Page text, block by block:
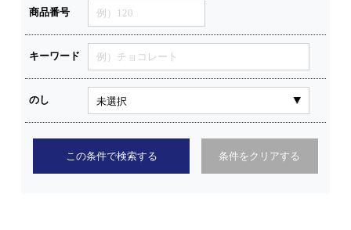
商品番号
キーワード
のし
この条件で検索する 条件をクリアする